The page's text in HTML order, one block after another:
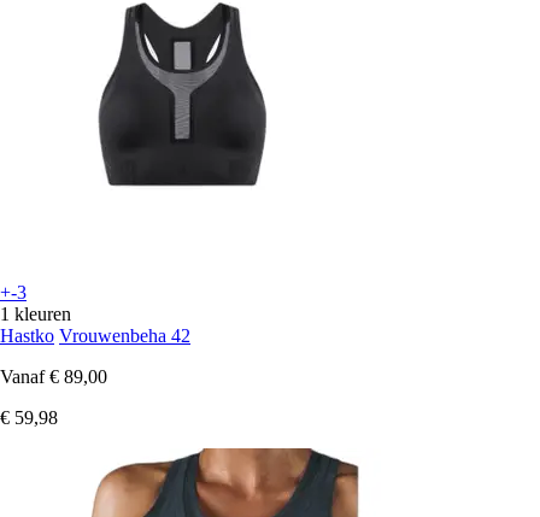
+-3
1 kleuren
Hastko Vrouwenbeha 42
Vanaf € 89,00
€ 59,98